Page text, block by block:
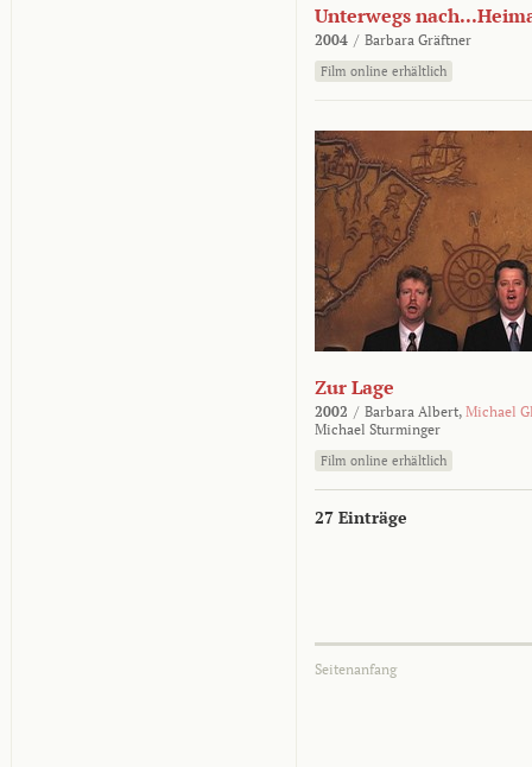
Unterwegs
2004 / Barbara Gräftner
Film online erhältlich
Zur Lage
2002 / Barbara Albert, Michael
Michael Sturminger
Film online erhältlich
27 Einträge
Seitenanfang